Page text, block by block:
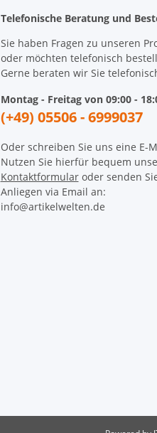
Telefonische Beratung und
Sie haben Fragen zu unseren
oder möchten telefonisch
Gerne beraten wir Sie
Montag - Freitag von 09:00 -
(+49) 05506 - 6999037
Oder schreiben Sie uns eine E-
Nutzen Sie hierfür bequem
Kontaktformularoder senden
Anliegen via Email an:
info@artikelwelten.de